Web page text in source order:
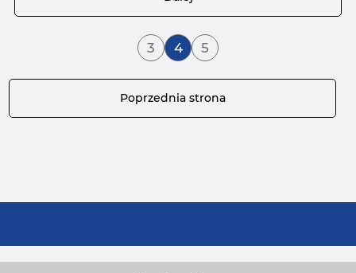
Poprzednia strona
Strona
3 Aktualnie czytasz stronę
4 Strona
5